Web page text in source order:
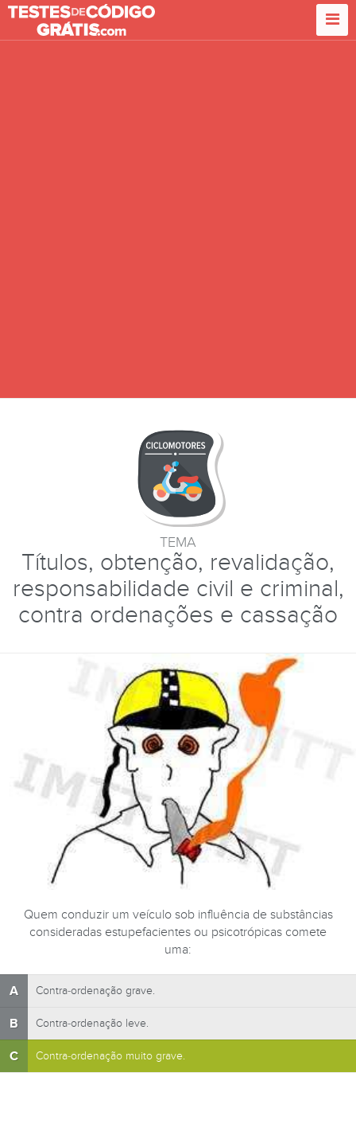
TEMA
Títulos, obtenção, revalidação,
responsabilidade civil e criminal,
contra ordenações e cassação
Quem conduzir um veículo sob influência de substâncias
consideradas estupefacientes ou psicotrópicas comete
uma:
A Contra-ordenação grave.
B Contra-ordenação leve.
C Contra-ordenação muito grave.